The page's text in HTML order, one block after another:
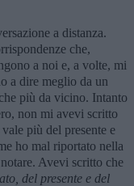
a distanza.
che,
a noi e, a volte, mi
a dire meglio da un
più da vicino. Intanto
non mi avevi scritto
più del presente e
ho mal riportato nella
Avevi scritto che
del presente e del